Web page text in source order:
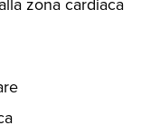
zona cardiaca